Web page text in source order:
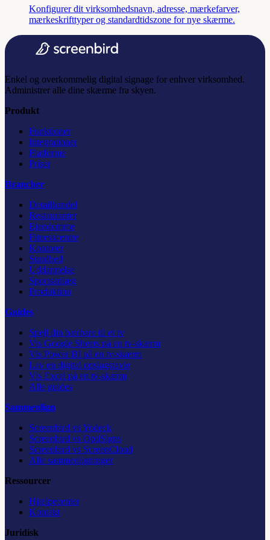
Konfigurer dit virksomhedsnavn, adresse, mærkefarver,
mærkeskrifttyper og standardtidszone for nye skærme.
Enkel og overkommelig digital signage for enhver virksomhed.
Administrer alle dine skærme fra skyen.
Produkt
Funktioner
Integrationer
Platforme
Priser
Brancher
Detailhandel
Restauranter
Ejendomme
Fitnesscentre
Kontorer
Sundhed
Uddannelse
Sportsanlæg
Produktion
Guides
Spejl din bærbare til et tv
Vis Google Sheets på en tv-skærm
Vis Power BI på en tv-skærm
Lav en digital opslagstavle
Vis Excel på en tv-skærm
Alle guides
Sammenlign
Screenbird vs Yodeck
Screenbird vs OptiSigns
Screenbird vs ScreenCloud
Alle sammenligninger
Ressourcer
Hjælpecenter
Kontakt
Juridisk